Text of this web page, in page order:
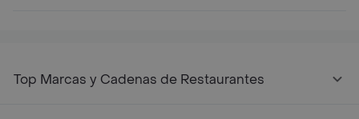
Top Marcas y Cadenas de Restaurantes